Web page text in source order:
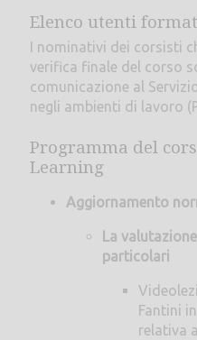
Elenco utenti
I nominativi dei corsisti
verifica finale del corso
comunicazione al
negli ambienti di lavoro
Programma del
Learning
Aggiornamento
La
particolari
Fantini
relativa